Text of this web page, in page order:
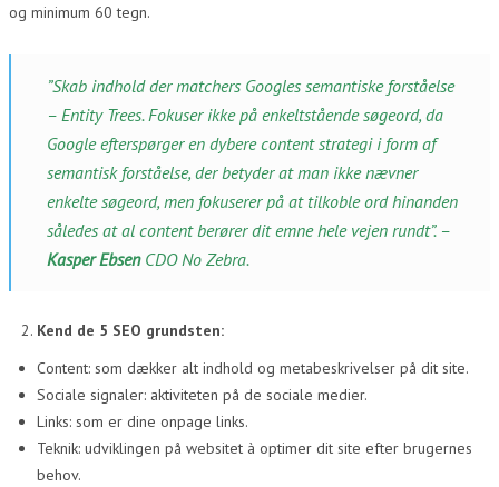
og minimum 60 tegn.
”Skab indhold der matchers Googles semantiske forståelse
– Entity Trees. Fokuser ikke på enkeltstående søgeord, da
Google efterspørger en dybere content strategi i form af
semantisk forståelse, der betyder at man ikke nævner
enkelte søgeord, men fokuserer på at tilkoble ord hinanden
således at al content berører dit emne hele vejen rundt”. –
Kasper EbsenCDO No Zebra.
Kend de 5 SEO grundsten:
Content: som dækker alt indhold og metabeskrivelser på dit site.
Sociale signaler: aktiviteten på de sociale medier.
Links: som er dine onpage links.
Teknik: udviklingen på websitet à optimer dit site efter brugernes
behov.